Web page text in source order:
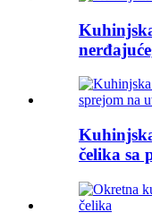
čelika sa